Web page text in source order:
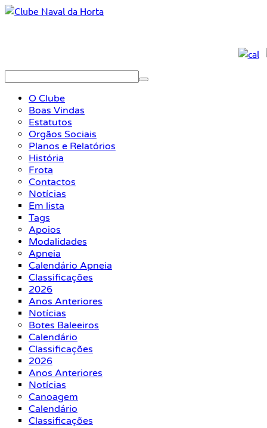
O Clube
Boas Vindas
Estatutos
Orgãos Sociais
Planos e Relatórios
História
Frota
Contactos
Notícias
Em lista
Tags
Apoios
Modalidades
Apneia
Calendário Apneia
Classificações
2026
Anos Anteriores
Notícias
Botes Baleeiros
Calendário
Classificações
2026
Anos Anteriores
Notícias
Canoagem
Calendário
Classificações